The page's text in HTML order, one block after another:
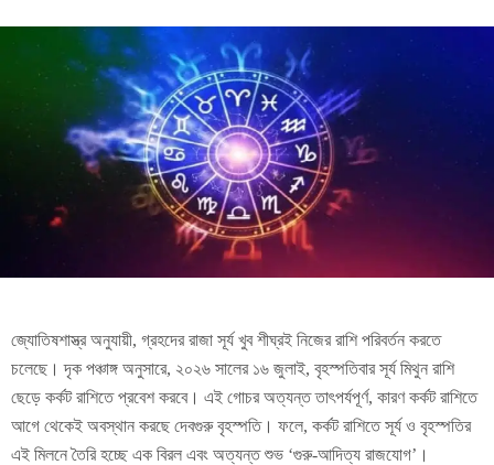
জ্যোতিষশাস্ত্র অনুযায়ী, গ্রহদের রাজা সূর্য খুব শীঘ্রই নিজের রাশি পরিবর্তন করতে
চলেছে। দৃক পঞ্চাঙ্গ অনুসারে, ২০২৬ সালের ১৬ জুলাই, বৃহস্পতিবার সূর্য মিথুন রাশি
ছেড়ে কর্কট রাশিতে প্রবেশ করবে। এই গোচর অত্যন্ত তাৎপর্যপূর্ণ, কারণ কর্কট রাশিতে
আগে থেকেই অবস্থান করছে দেবগুরু বৃহস্পতি। ফলে, কর্কট রাশিতে সূর্য ও বৃহস্পতির
এই মিলনে তৈরি হচ্ছে এক বিরল এবং অত্যন্ত শুভ ‘গুরু-আদিত্য রাজযোগ’।